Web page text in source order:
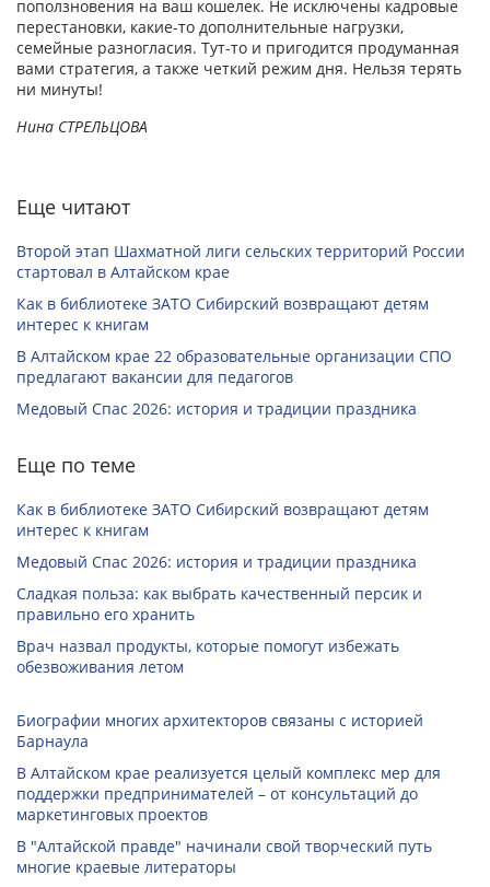
поползновения на ваш кошелек. Не исключены кадровые
перестановки, какие-то дополнительные нагрузки,
семейные разногласия. Тут-то и пригодится продуманная
вами стратегия, а также четкий режим дня. Нельзя терять
ни минуты!
Нина СТРЕЛЬЦОВА
Еще читают
Второй этап Шахматной лиги сельских территорий России
стартовал в Алтайском крае
Как в библиотеке ЗАТО Сибирский возвращают детям
интерес к книгам
В Алтайском крае 22 образовательные организации СПО
предлагают вакансии для педагогов
Медовый Спас 2026: история и традиции праздника
Еще по теме
Как в библиотеке ЗАТО Сибирский возвращают детям
интерес к книгам
Медовый Спас 2026: история и традиции праздника
Сладкая польза: как выбрать качественный персик и
правильно его хранить
Врач назвал продукты, которые помогут избежать
обезвоживания летом
Биографии многих архитекторов связаны с историей
Барнаула
В Алтайском крае реализуется целый комплекс мер для
поддержки предпринимателей – от консультаций до
маркетинговых проектов
В "Алтайской правде" начинали свой творческий путь
многие краевые литераторы